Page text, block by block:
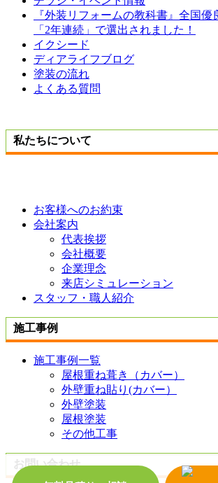
『外装リフォームの教科書』全国優
「2年連続」で選出されました！
イクシード
ディアライフブログ
塗装の流れ
よくある質問
私たちについて
お客様へのお約束
会社案内
代表挨拶
会社概要
企業理念
来店シミュレーション
スタッフ・職人紹介
施工事例
施工事例一覧
屋根重ね葺き（カバー）
外壁重ね貼り(カバー）
外壁塗装
屋根塗装
その他工事
お問い合わせ